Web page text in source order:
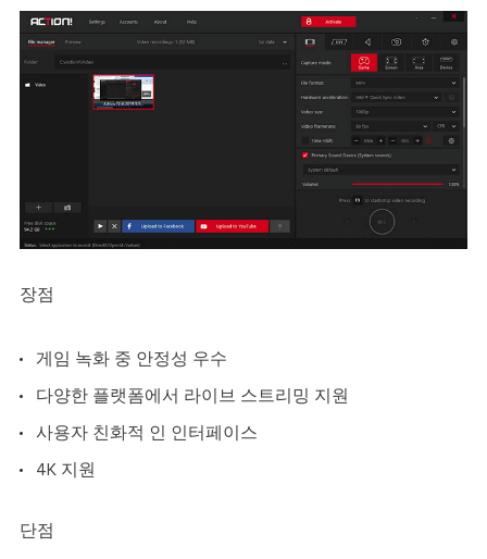
장점
게임 녹화 중 안정성 우수
다양한 플랫폼에서 라이브 스트리밍 지원
사용자 친화적 인 인터페이스
4K 지원
단점